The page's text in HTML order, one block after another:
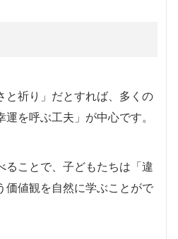
と祈り」だとすれば、多くの
を呼ぶ工夫」が中心です。
ることで、子どもたちは「違
価値観を自然に学ぶことがで